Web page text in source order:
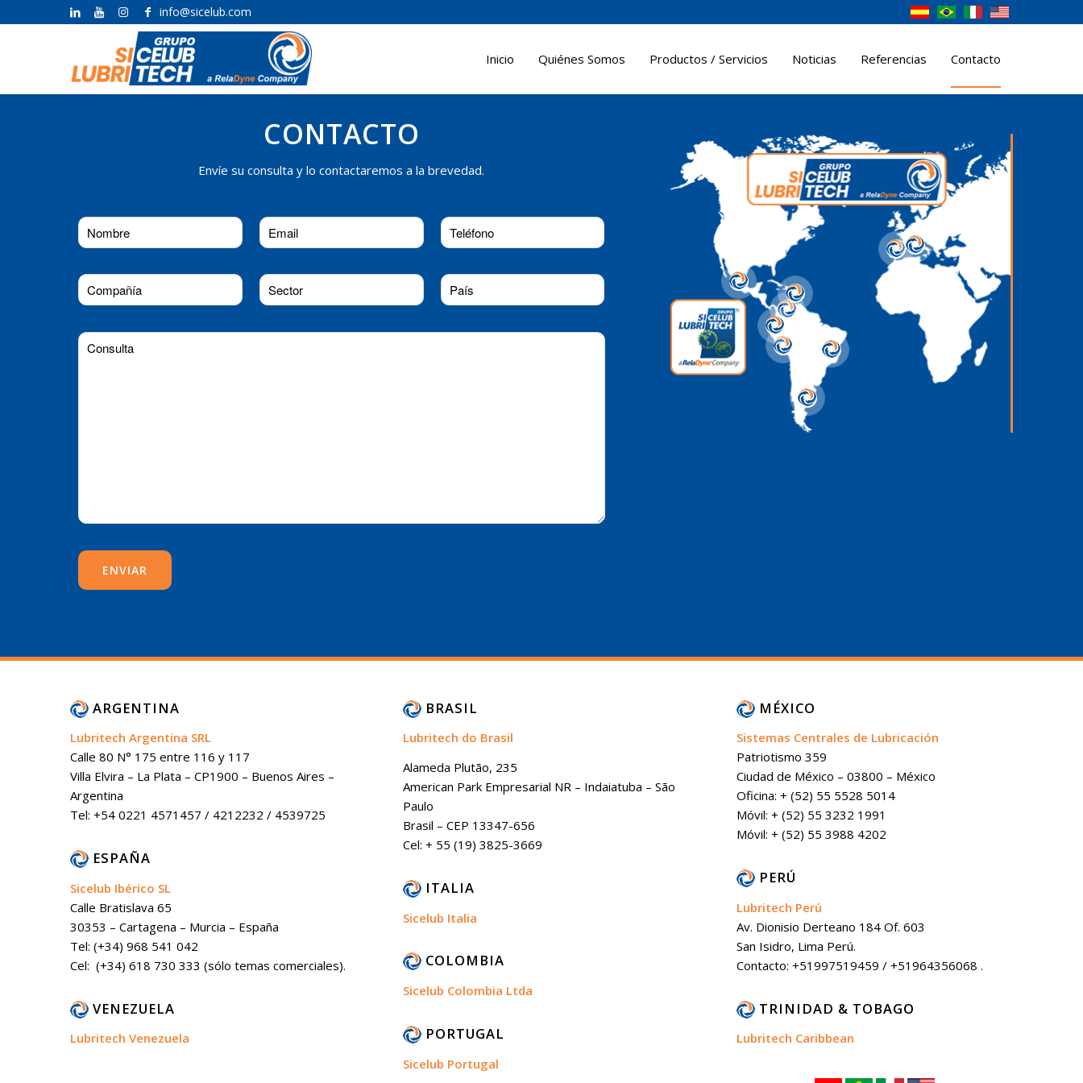
info@sicelub.com
Inicio Quiénes Somos Productos / Servicios Noticias Referencias Contacto
CONTACTO
Envíe su consulta y lo contactaremos a la brevedad.
1
3
4 5
6
7
8
9
ARGENTINA
Lubritech Argentina SRL
Calle 80 N° 175 entre 116 y 117
Villa Elvira – La Plata – CP1900 – Buenos Aires –
Argentina
Tel: +54 0221 4571457 / 4212232 / 4539725
ESPAÑA
Sicelub Ibérico SL
Calle Bratislava 65
30353 – Cartagena – Murcia – España
Tel: (+34) 968 541 042
Cel: (+34) 618 730 333 (sólo temas comerciales).
VENEZUELA
Lubritech Venezuela
BRASIL
Lubritech do Brasil
Alameda Plutão, 235
American Park Empresarial NR – Indaiatuba – São
Paulo
Brasil – CEP 13347-656
Cel: + 55 (19) 3825-3669
ITALIA
Sicelub Italia
COLOMBIA
Sicelub Colombia Ltda
PORTUGAL
Sicelub Portugal
MÉXICO
Sistemas Centrales de Lubricación
Patriotismo 359
Ciudad de México – 03800 – México
Oficina: + (52) 55 5528 5014
Móvil: + (52) 55 3232 1991
Móvil: + (52) 55 3988 4202
PERÚ
Lubritech Perú
Av. Dionisio Derteano 184 Of. 603
San Isidro, Lima Perú.
Contacto: +51997519459 / +51964356068 .
TRINIDAD & TOBAGO
Lubritech Caribbean